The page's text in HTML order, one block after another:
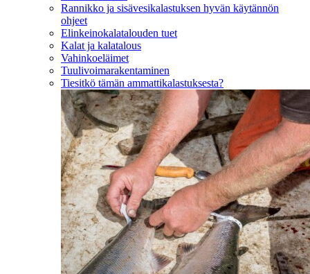
Rannikko ja sisävesikalastuksen hyvän käytännön
ohjeet
Elinkeinokalatalouden tuet
Kalat ja kalatalous
Vahinkoeläimet
Tuulivoimarakentaminen
Tiesitkö tämän ammattikalastuksesta?